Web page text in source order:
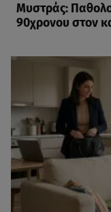
Μυστράς:
90χρονου στον